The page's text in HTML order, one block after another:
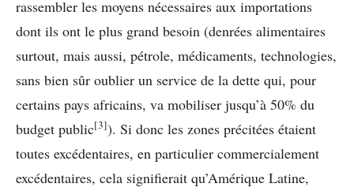
rassembler les moyens nécessaires aux importations
dont ils ont le plus grand besoin (denrées alimentaires
surtout, mais aussi, pétrole, médicaments, technologies,
sans bien sûr oublier un service de la dette qui, pour
certains pays africains, va mobiliser jusqu’à 50% du
budget public[3]). Si donc les zones précitées étaient
toutes excédentaires, en particulier commercialement
excédentaires, cela signifierait qu’Amérique Latine,